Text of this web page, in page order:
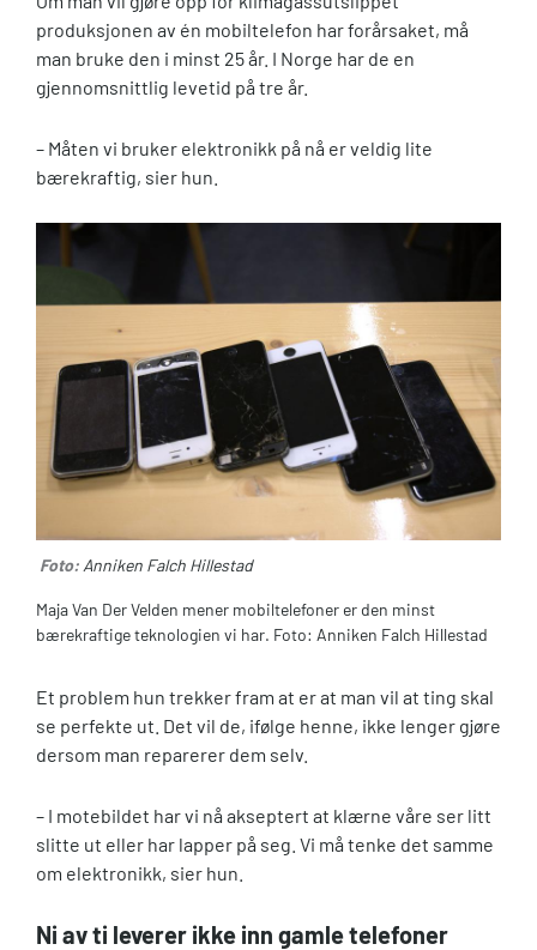
produksjonen av én mobiltelefon har forårsaket, må
man bruke den i minst 25 år. I Norge har de en
gjennomsnittlig levetid på tre år.
– Måten vi bruker elektronikk på nå er veldig lite
bærekraftig, sier hun.
Foto: Anniken Falch Hillestad
Maja Van Der Velden mener mobiltelefoner er den minst
bærekraftige teknologien vi har. Foto: Anniken Falch Hillestad
Et problem hun trekker fram at er at man vil at ting skal
se perfekte ut. Det vil de, ifølge henne, ikke lenger gjøre
dersom man reparerer dem selv.
– I motebildet har vi nå akseptert at klærne våre ser litt
slitte ut eller har lapper på seg. Vi må tenke det samme
om elektronikk, sier hun.
Ni av ti leverer ikke inn gamle telefoner